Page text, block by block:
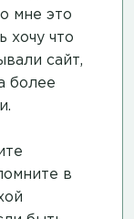
мне это
хочу что
сайт,
более
в